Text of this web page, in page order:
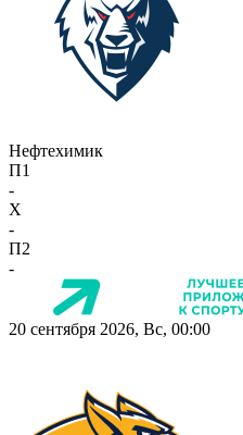
Нефтехимик
П1
-
X
-
П2
-
20 сентября 2026, Вс, 00:00